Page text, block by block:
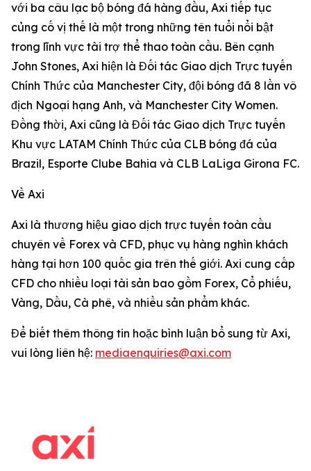
với ba câu lạc bộ bóng đá hàng đầu, Axi tiếp tục
củng cố vị thế là một trong những tên tuổi nổi bật
trong lĩnh vực tài trợ thể thao toàn cầu. Bên cạnh
John Stones, Axi hiện là Đối tác Giao dịch Trực tuyến
Chính Thức của Manchester City, đội bóng đã 8 lần vô
địch Ngoại hạng Anh, và Manchester City Women.
Đồng thời, Axi cũng là Đối tác Giao dịch Trực tuyến
Khu vực LATAM Chính Thức của CLB bóng đá của
Brazil, Esporte Clube Bahia và CLB LaLiga Girona FC.
Về Axi
Axi là thương hiệu giao dịch trực tuyến toàn cầu
chuyên về Forex và CFD, phục vụ hàng nghìn khách
hàng tại hơn 100 quốc gia trên thế giới. Axi cung cấp
CFD cho nhiều loại tài sản bao gồm Forex, Cổ phiếu,
Vàng, Dầu, Cà phê, và nhiều sản phẩm khác.
Để biết thêm thông tin hoặc bình luận bổ sung từ Axi,
vui lòng liên hệ: mediaenquiries@axi.com